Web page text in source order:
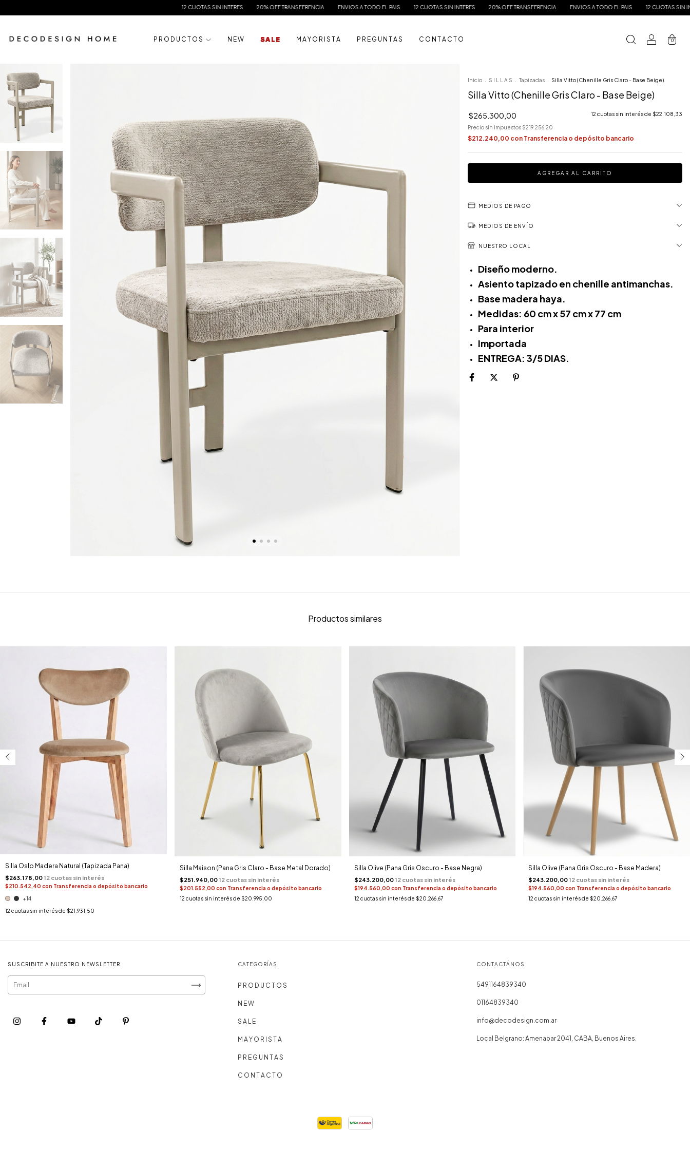
12 CUOTAS SIN INTERES 20% OFF TRANSFERENCIA ENVIOS A TODO EL PAIS 12 CUOTAS SIN INTERES 20% OFF TRANSFERENCIA ENVIOS A TODO EL PAIS 12 CUOTAS SIN INTERES 20%
P R O D U C T O S N E W S A L E M A Y O R I S T A P R E G U N T A S C O N T A C T O 0
Inicio S I L L A S Tapizadas Silla Vitto (Chenille Gris Claro - Base Beige)
Silla Vitto (Chenille Gris Claro - Base Beige)
$265.300,00 12 cuotas sin interés de $22.108,33
Precio sin impuestos $219.256,20
$212.240,00 con Transferencia o depósito bancario
MEDIOS DE PAGO
MEDIOS DE ENVÍO
NUESTRO LOCAL
Diseño moderno.
Asiento tapizado en chenille antimanchas.
Base madera haya.
Medidas: 60 cm x 57 cm x 77 cm
Para interior
Importada
ENTREGA: 3/5 DIAS.
Productos similares
Silla Oslo Madera Natural (Tapizada Pana)
$263.178,00
$210.542,40 con Transferencia o depósito bancario
+14
12 cuotas sin interés de $21.931,50
Silla Maison (Pana Gris Claro - Base Metal Dorado)
$251.940,00
$201.552,00 con Transferencia o depósito bancario
12 cuotas sin interés de $20.995,00
Silla Olive (Pana Gris Oscuro - Base Negra)
$243.200,00
$194.560,00 con Transferencia o depósito bancario
12 cuotas sin interés de $20.266,67
Silla Olive (Pana Gris Oscuro - Base Madera)
$243.200,00
$194.560,00con Transferencia o depósito bancario
12 cuotas sin interés de $20.266,67
SUSCRIBITE A NUESTRO NEWSLETTER CATEGORÍAS
P R O D U C T O S
N E W
S A L E
M A Y O R I S T A
P R E G U N T A S
C O N T A C T O
CONTACTÁNOS
5491164839340
01164839340
info@decodesign.com.ar
Local Belgrano: Amenabar 2041, CABA, Buenos Aires.